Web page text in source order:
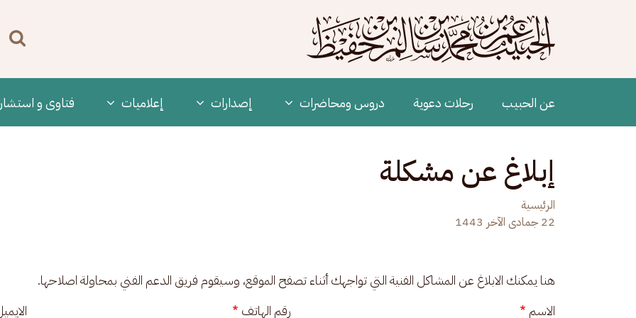
Main navigation
عن الحبيب رحلات دعوية دروس ومحاضرات ‫إصدارات إعلاميات فتاوى و
إبلاغ عن مشكلة
الرئيسية
22 جمادى الآخر 1443
هنا يمكنك الابلاغ عن المشاكل الفنية التي تواجهك أثناء تصفح الموقع، وسيقوم فريق الدعم الفني بمحاولة اصلاحها.
الاسم
رقم الهاتف